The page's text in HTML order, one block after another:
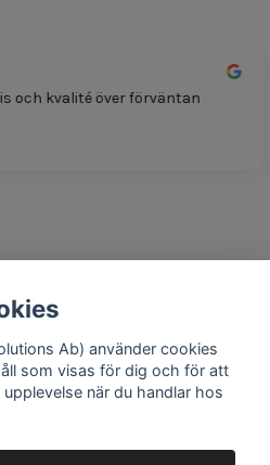
och kvalité över förväntan
Ab) använder cookies
som visas för dig och för att
när du handlar hos